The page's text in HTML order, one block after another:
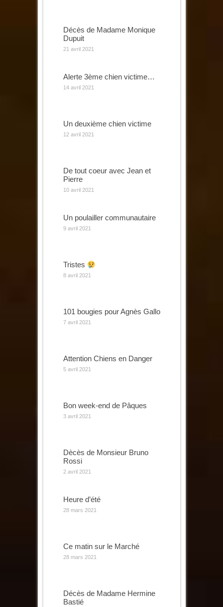
Décès de Madame Monique
Dupuit
21 avril 2021
Alerte 3ème chien victime…
14 avril 2021
Un deuxième chien victime
12 avril 2021
De tout coeur avec Jean et
Pierre
10 avril 2021
Un poulailler communautaire
9 avril 2021
Tristes
8 avril 2021
101 bougies pour Agnès Gallo
7 avril 2021
Attention Chiens en Danger
5 avril 2021
Bon week-end de Pâques
3 avril 2021
Dècès de Monsieur Bruno
Rossi
2 avril 2021
Heure d’été
28 mars 2021
Ce matin sur le Marché
28 mars 2021
Décès de Madame Hermine
Bastié